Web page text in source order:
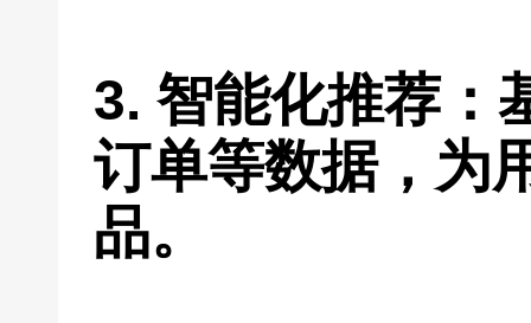
3. 智能化推荐：
订单等数据，为
品。